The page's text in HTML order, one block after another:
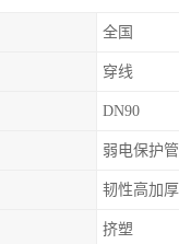
全国
穿线
DN90
弱电保护
韧性高加厚
挤塑